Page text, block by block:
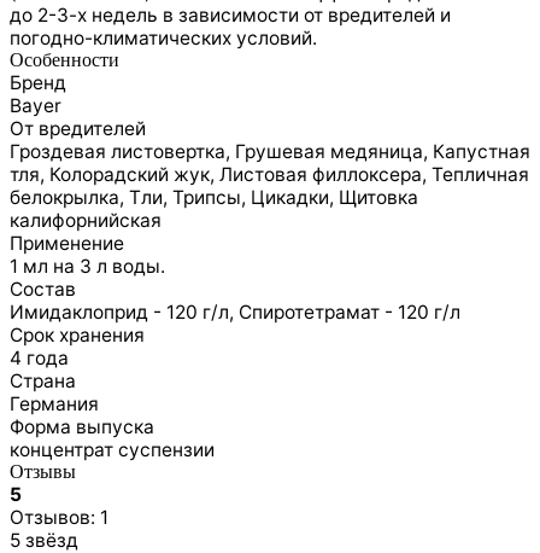
до 2-3-х недель в зависимости от вредителей и
погодно-климатических условий.
Особенности
Бренд
Bayer
От вредителей
Гроздевая листовертка, Грушевая медяница, Капустная
тля, Колорадский жук, Листовая филлоксера, Тепличная
белокрылка, Тли, Трипсы, Цикадки, Щитовка
калифорнийская
Применение
1 мл на 3 л воды.
Состав
Имидаклоприд - 120 г/л, Спиротетрамат - 120 г/л
Срок хранения
4 года
Страна
Германия
Форма выпуска
концентрат суспензии
Отзывы
5
Отзывов: 1
5 звёзд